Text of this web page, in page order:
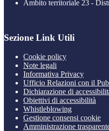
Ambito territoriale 23 -
Sezione Link Utili
Cookie policy
Note legali
Informativa Privacy
Ufficio Relazioni con il
Dichiarazione di
Obiettivi di accessibilità
Whistleblowing
Gestione consensi cookie
Amministrazione